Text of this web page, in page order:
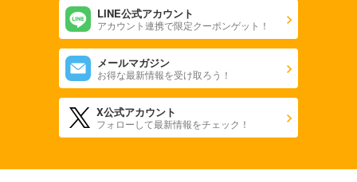
LINE公式アカウント
アカウント連携で限定クーポンゲット！
メールマガジン
お得な最新情報を受け取ろう！
X公式アカウント
フォローして最新情報をチェック！